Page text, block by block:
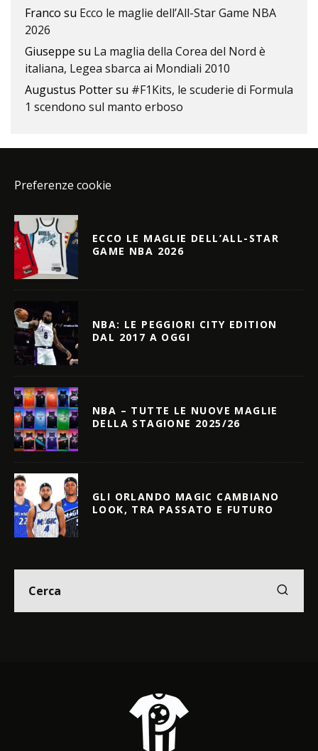
Franco su Ecco le maglie dell’All-Star Game NBA
2026
Giuseppe su La maglia della Corea del Nord è
italiana, Legea sbarca ai Mondiali 2010
Augustus Pottersu #F1Kits, le scuderie di Formula
1 scendono sul manto erboso
Preferenze cookie
ECCO LE MAGLIE DELL’ALL-STAR
GAME NBA 2026
NBA: LE PEGGIORI CITY EDITION
DAL 2017 A OGGI
NBA – TUTTE LE NUOVE MAGLIE
DELLA STAGIONE 2025/26
GLI ORLANDO MAGIC CAMBIANO
LOOK, TRA PASSATO E FUTURO